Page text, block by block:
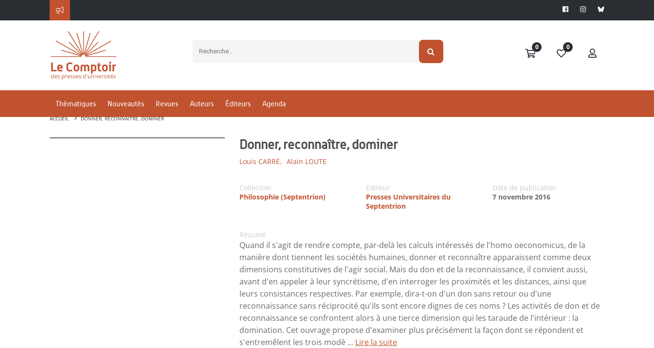
0 0
Thématiques Nouveautés Revues Auteurs Éditeurs Agenda
ACCUEIL DONNER, RECONNAÎTRE, DOMINER
Donner, reconnaître, dominer
Louis CARRÉ, Alain LOUTE
Collection
Philosophie (Septentrion)
Editeur
Presses Universitaires du
Septentrion
Date de publication
7 novembre 2016
Résumé
Quand il s'agit de rendre compte, par-delà les calculs intéressés de l'homo oeconomicus, de la
manière dont tiennent les sociétés humaines, donner et reconnaître apparaissent comme deux
dimensions constitutives de l'agir social. Mais du don et de la reconnaissance, il convient aussi,
avant d'en appeler à leur syncrétisme, d'en interroger les proximités et les distances, ainsi que
leurs consistances respectives. Par exemple, dira-t-on d'un don sans retour ou d'une
reconnaissance sans réciprocité qu'ils sont encore dignes de ces noms ? Les activités de don et de
reconnaissance se confrontent alors à une tierce dimension qui les taraude de l'intérieur : la
domination. Cet ouvrage propose d'examiner plus précisément la façon dont se répondent et
s'entremêlent les trois modè ... Lire la suite